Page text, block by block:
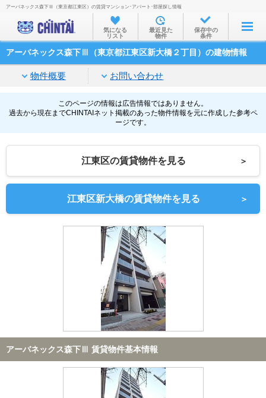
お部屋を探す
沿線・駅から
家賃相場から
通勤通学時間から
物件特集から
不動産会社から
TOP
アーバネックス森下Ⅲ（東京都江東区）の賃貸マンション･アパート･部屋探し情報
気になる
リスト
最近見た
物件
保存中の
条件
アーバネックス森下Ⅲ（東京都江東区新大橋２丁目）の建物情報
物件概要 お問い合わせ
このページの情報は広告情報ではありません。
過去から現在までCHINTAIネット掲載のあった物件情報を元に作成した参考ペ
ージです。
江東区の賃貸物件を見る ＞
江東区新大橋の賃貸物件を見る ＞
アーバネックス森下Ⅲ 賃貸物件基本情報